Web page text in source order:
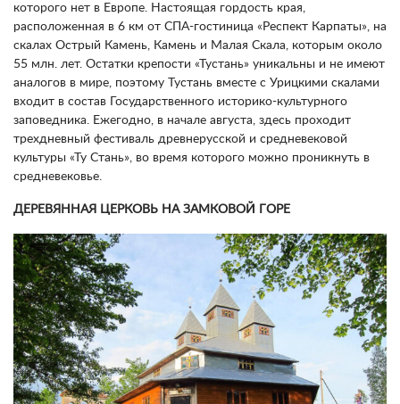
которого нет в Европе. Настоящая гордость края,
расположенная в 6 км от СПА-гостиница «Респект Карпаты», на
скалах Острый Камень, Камень и Малая Скала, которым около
55 млн. лет. Остатки крепости «Тустань» уникальны и не имеют
аналогов в мире, поэтому Тустань вместе с Урицкими скалами
входит в состав Государственного историко-культурного
заповедника. Ежегодно, в начале августа, здесь проходит
трехдневный фестиваль древнерусской и средневековой
культуры «Ту Стань», во время которого можно проникнуть в
средневековье.
ДЕРЕВЯННАЯ ЦЕРКОВЬ НА ЗАМКОВОЙ ГОРЕ